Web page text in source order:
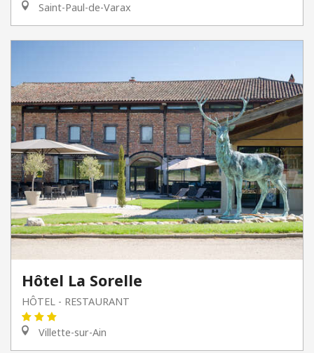
Saint-Paul-de-Varax
Hôtel La Sorelle
HÔTEL - RESTAURANT
Villette-sur-Ain